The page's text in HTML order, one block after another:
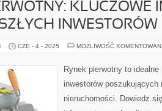
KLUCZOWE
INWESTORÓW
CZE - 4 - 2025 MOŻLIWOŚĆ
Rynek pierwotny to
inwestorów
nieruchomości. Dowiedz